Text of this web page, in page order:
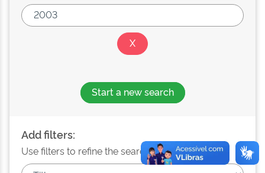
Start a new search
Add filters:
Use filters to refine the search results.